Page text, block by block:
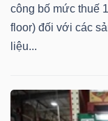
công bố mức thuế
floor) đối với các
liệu...
của
tác
giả
Báo